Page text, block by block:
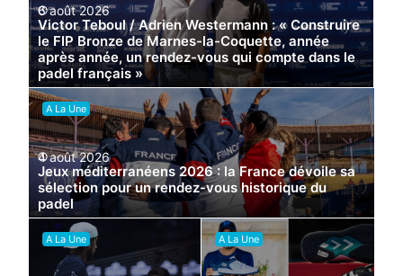
Victor Teboul / Adrien Westermann : « Construire
le FIP Bronze de Marnes-la-Coquette, année
après année, un rendez-vous qui compte dans le
padel français »
6 août 2026
Moins de quatre mois après une première édition
unanimement saluée, le FIP…
A La Une
Jeux méditerranéens 2026 : la France dévoile sa
sélection pour un rendez-vous historique du
padel
4 août 2026
Le rendez-vous est historique. Du 21 août au 3
septembre 2026, Tarente,…
A La Une A La Une